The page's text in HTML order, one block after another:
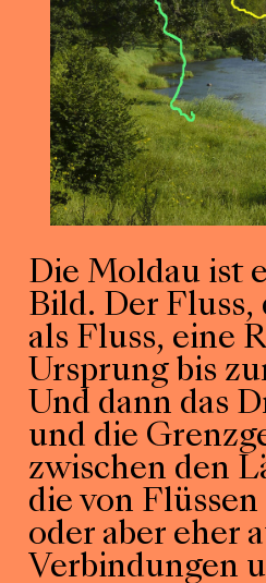
Die Moldau ist
Bild. Der Fluss,
als Fluss, eine
Ursprung bis
Und dann das
und die
zwischen den
die von
oder aber eher
Verbindungen